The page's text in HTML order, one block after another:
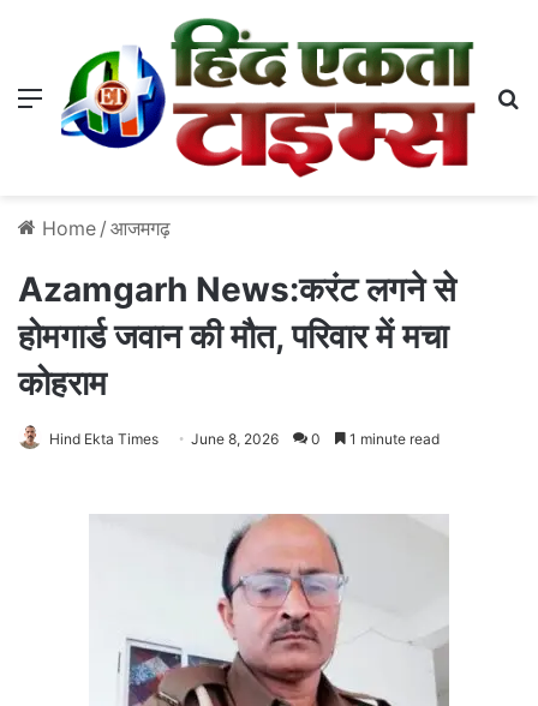
Menu
Home / आजमगढ़
Azamgarh News:करंट लगने से
होमगार्ड जवान की मौत, परिवार में मचा
कोहराम
Hind Ekta Times June 8, 2026 0 1 minute read